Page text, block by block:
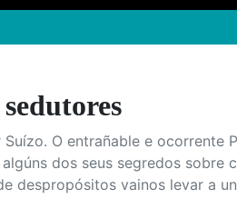
O entrañable e ocorrente
dos seus segredos sobre
despropósitos vainos levar a